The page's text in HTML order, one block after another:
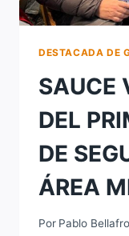
DESTACADA DE
SAUCE
DEL
DE
ÁREA
Por Pablo